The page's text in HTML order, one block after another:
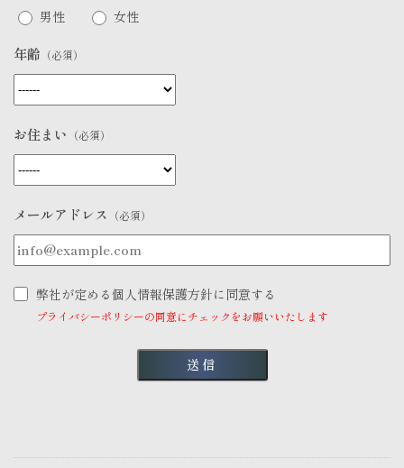
男性 女性
年齢 （必須）
お住まい （必須）
メールアドレス （必須）
弊社が定める個人情報保護方針に同意する
プライバシーポリシーの同意にチェックをお願いいたします